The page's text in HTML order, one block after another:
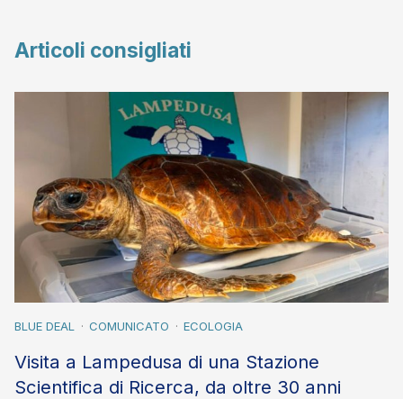
Articoli consigliati
BLUE DEAL COMUNICATO ECOLOGIA
Visita a Lampedusa di una Stazione
Scientifica di Ricerca, da oltre 30 anni